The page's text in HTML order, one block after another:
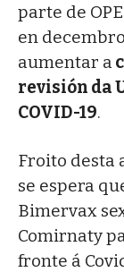
parte de
en
aumentar a
revisión da
COVID-19.
Froito desta
se espera
Bimervax
Comirnaty
fronte á